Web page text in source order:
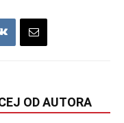
OD AUTORA